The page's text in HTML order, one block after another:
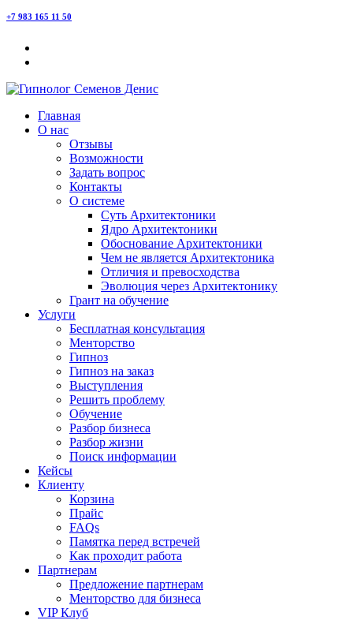
+7 983 165 11 50
Главная
О нас
Отзывы
Возможности
Задать вопрос
Контакты
О системе
Суть Архитектоники
Ядро Архитектоники
Обоснование Архитектоники
Чем не является Архитектоника
Отличия и превосходства
Эволюция через Архитектонику
Грант на обучение
Услуги
Бесплатная консультация
Менторство
Гипноз
Гипноз на заказ
Выступления
Решить проблему
Обучение
Разбор бизнеса
Разбор жизни
Поиск информации
Кейсы
Клиенту
Корзина
Прайс
FAQs
Памятка перед встречей
Как проходит работа
Партнерам
Предложение партнерам
Менторство для бизнеса
VIP Клуб